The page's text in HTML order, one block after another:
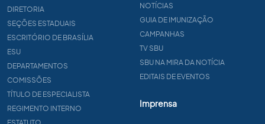
DIRETORIA
SEÇÕES ESTADUAIS
ESCRITÓRIO DE BRASÍLIA
ESU
DEPARTAMENTOS
COMISSÕES
TÍTULO DE ESPECIALISTA
REGIMENTO INTERNO
NOTÍCIAS
GUIA DE IMUNIZAÇÃO
CAMPANHAS
TV SBU
SBU NA MIRA DA NOTÍCIA
EDITAIS DE EVENTOS
Imprensa